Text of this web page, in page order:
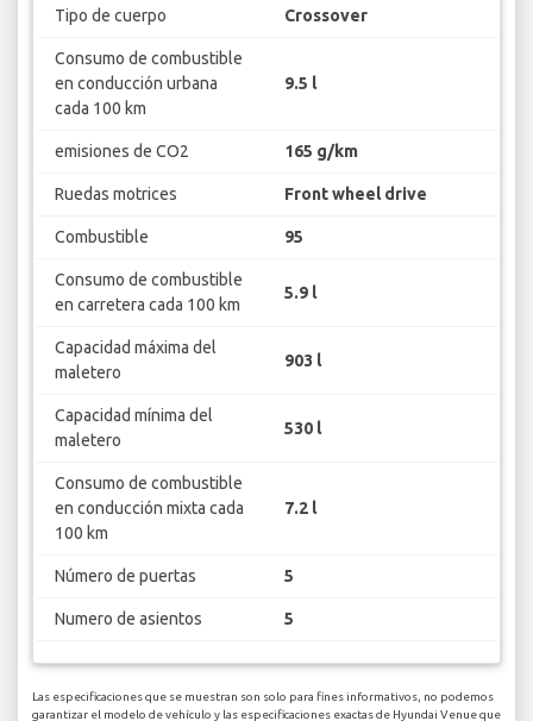
Tipo de cuerpo Crossover
Consumo de combustible
en conducción urbana
cada 100 km
9.5 l
emisiones de CO2 165 g/km
Ruedas motrices Front wheel drive
Combustible 95
Consumo de combustible
en carretera cada 100 km
5.9 l
Capacidad máxima del
maletero
903 l
Capacidad mínima del
maletero
530 l
Consumo de combustible
en conducción mixta cada
100 km
7.2 l
Número de puertas 5
Numero de asientos 5
Las especificaciones que se muestran son solo para fines informativos, no podemos
garantizar el modelo de vehículo y las especificaciones exactas de Hyundai Venue que